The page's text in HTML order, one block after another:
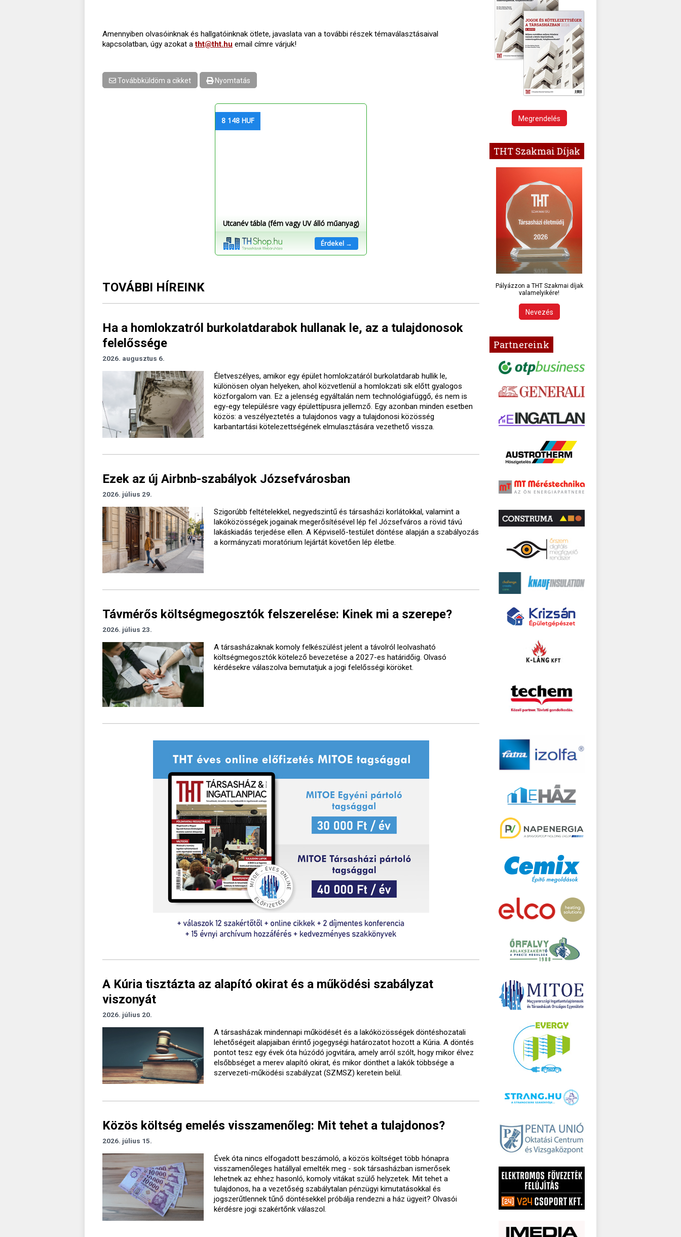
Amennyiben olvasóinknak és hallgatóinknak ötlete, javaslata van a további részek témaválasztásaival
kapcsolatban, úgy azokat atht@tht.hu email címre várjuk!
Továbbküldöm a cikket Nyomtatás
8 148 HUF
Utcanév tábla (fém vagy UV álló műanyag)
Érdekel →
TOVÁBBI HÍREINK
Ha a homlokzatról burkolatdarabok hullanak le, az a tulajdonosok
felelőssége
2026. augusztus 6.
Életveszélyes, amikor egy épület homlokzatáról burkolatdarab hullik le,
különösen olyan helyeken, ahol közvetlenül a homlokzati sík előtt gyalogos
közforgalom van. Ez a jelenség egyáltalán nem technológiafüggő, és nem is
egy-egy településre vagy épülettípusra jellemző. Egy azonban minden esetben
közös: a veszélyeztetés a tulajdonos vagy a tulajdonosi közösség
karbantartási kötelezettségének elmulasztására vezethető vissza.
Ezek az új Airbnb-szabályok Józsefvárosban
2026. július 29.
Szigorúbb feltételekkel, negyedszintű és társasházi korlátokkal, valamint a
lakóközösségek jogainak megerősítésével lép fel Józsefváros a rövid távú
lakáskiadás terjedése ellen. A Képviselő-testület döntése alapján a szabályozás
a kormányzati moratórium lejártát követően lép életbe.
Távmérős költségmegosztók felszerelése: Kinek mi a szerepe?
2026. július 23.
A társasházaknak komoly felkészülést jelent a távolról leolvasható
költségmegosztók kötelező bevezetése a 2027-es határidőig. Olvasó
kérdésekre válaszolva bemutatjuk a jogi felelősségi köröket.
A Kúria tisztázta az alapító okirat és a működési szabályzat
viszonyát
2026. július 20.
A társasházak mindennapi működését és a lakóközösségek döntéshozatali
lehetőségeit alapjaiban érintő jogegységi határozatot hozott a Kúria. A döntés
pontot tesz egy évek óta húzódó jogvitára, amely arról szólt, hogy mikor élvez
elsőbbséget a merev alapító okirat, és mikor dönthet a lakók többsége a
szervezeti-működési szabályzat (SZMSZ) keretein belül.
Közös költség emelés visszamenőleg: Mit tehet a tulajdonos?
2026. július 15.
Évek óta nincs elfogadott beszámoló, a közös költséget több hónapra
visszamenőleges hatállyal emelték meg - sok társasházban ismerősek
lehetnek az ehhez hasonló, komoly vitákat szülő helyzetek. Mit tehet a
tulajdonos, ha a vezetőség szabálytalan pénzügyi kimutatásokkal és
jogszerűtlennek tűnő döntésekkel próbálja rendezni a ház ügyeit? Olvasói
kérdésre jogi szakértőnk válaszol.
Megrendelés
THT Szakmai Díjak
Pályázzon a THT Szakmai díjak
valamelyikére!
Nevezés
Partnereink